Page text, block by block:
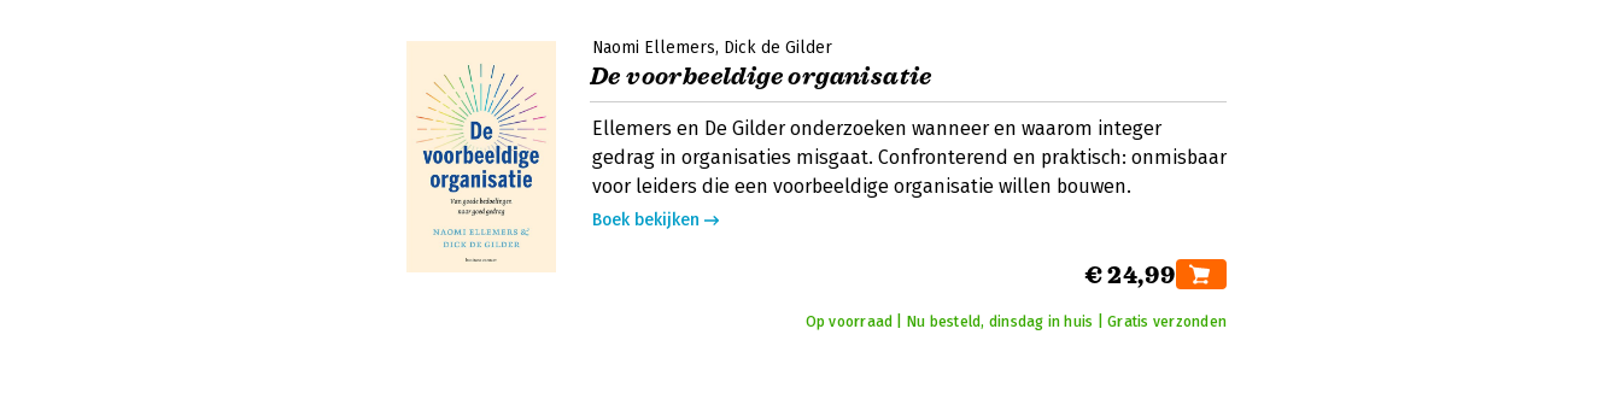
Naomi Ellemers Dick de Gilder
De voorbeeldige organisatie
Ellemers en De Gilder onderzoeken wanneer en waarom integer
gedrag in organisaties misgaat. Confronterend en praktisch: onmisbaar
voor leiders die een voorbeeldige organisatie willen bouwen.
Boek bekijken
€ 24,99
Op voorraad | Nu besteld, dinsdag in huis | Gratis verzonden